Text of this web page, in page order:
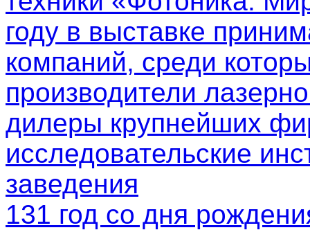
году в выставке
компаний, среди
производители
дилеры крупнейших
исследовательские
заведения
131 год со дня